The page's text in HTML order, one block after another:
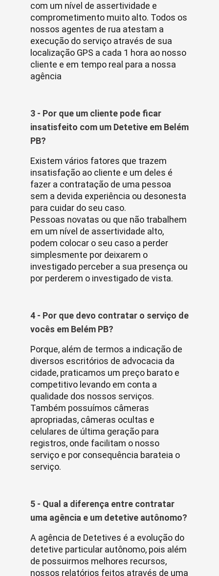
com um nível de assertividade e
comprometimento muito alto. Todos os
nossos agentes de rua atestam a
execução do serviço através de sua
localização GPS a cada 1 hora ao nosso
cliente e em tempo real para a nossa
agência
3 - Por que um cliente pode ficar
insatisfeito com um Detetive em Belém
PB?
Existem vários fatores que trazem
insatisfação ao cliente e um deles é
fazer a contratação de uma pessoa
sem a devida experiência ou desonesta
para cuidar do seu caso.
Pessoas novatas ou que não trabalhem
em um nível de assertividade alto,
podem colocar o seu caso a perder
simplesmente por deixarem o
investigado perceber a sua presença ou
por perderem o investigado de vista.
4 - Por que devo contratar o serviço de
vocês em Belém PB?
Porque, além de termos a indicação de
diversos escritórios de advocacia da
cidade, praticamos um preço barato e
competitivo levando em conta a
qualidade dos nossos serviços.
Também possuímos câmeras
apropriadas, câmeras ocultas e
celulares de última geração para
registros, onde facilitam o nosso
serviço e por consequência barateia o
serviço.
5 - Qual a diferença entre contratar
uma agência e um detetive autônomo?
A agência de Detetives é a evolução do
detetive particular autônomo, pois além
de possuirmos melhores recursos,
nossos relatórios feitos através de uma